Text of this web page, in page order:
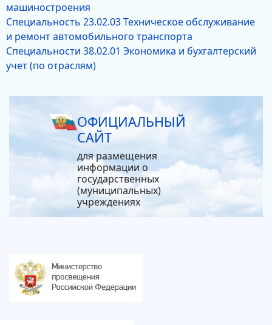
машиностроения
Специальность 23.02.03 Техническое обслуживание
и ремонт автомобильного транспорта
Специальности 38.02.01 Экономика и бухгалтерский
учет (по отраслям)
ОФИЦИАЛЬНЫЙ
САЙТ
для размещения
информации о
государственных
(муниципальных)
учреждениях